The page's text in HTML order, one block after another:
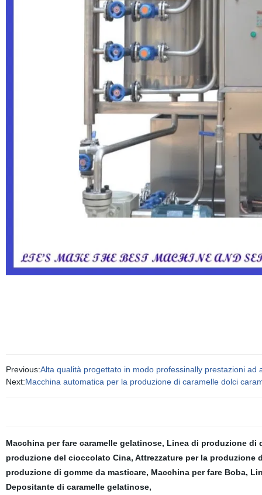
Previous:Alta qualità progettato in modo professinally prestazioni
Next:Macchina automatica per la produzione di caramelle dolci
Macchina per fare caramelle gelatinose, Linea di produzione di
produzione del cioccolato Cina, Attrezzature per la produzione
produzione di gomme da masticare, Macchina per fare Boba,
Depositante di caramelle gelatinose,